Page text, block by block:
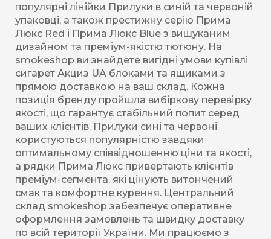
популярні лінійки Прилуки в синій та червоній
упаковці, а також престижну серію Прима
Люкс Red і Прима Люкс Blue з вишуканим
дизайном та преміум-якістю тютюну. На
smokeshop ви знайдете вигідні умови купівлі
сигарет Акциз UA блоками та ящиками з
прямою доставкою на ваш склад. Кожна
позиція бренду пройшла вибіркову перевірку
якості, що гарантує стабільний попит серед
ваших клієнтів. Прилуки сині та червоні
користуються популярністю завдяки
оптимальному співвідношенню ціни та якості,
а рядки Прима Люкс привертають клієнтів
преміум-сегмента, які цінують витончений
смак та комфортне курення. Центральний
склад smokeshop забезпечує оперативне
оформлення замовлень та швидку доставку
по всій території України. Ми працюємо з